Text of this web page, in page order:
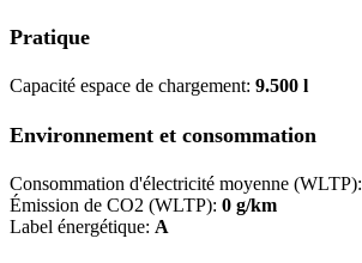
Pratique
Capacité espace de chargement: 9.500 l
Environnement et consommation
Consommation d'électricité moyenne (WLTP):
Émission de CO2 (WLTP): 0 g/km
Label énergétique: A